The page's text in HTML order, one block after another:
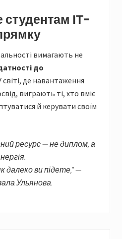
студентам ІТ-
вимагають не
до
світі, де навантаження
виграють ті, хто вміє
й керувати своїм
ресурс — не диплом, а
далеко ви підете,” —
Ульянова.